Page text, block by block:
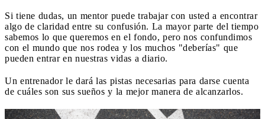
Si tiene dudas, un mentor puede trabajar con usted a encontrar
algo de claridad entre su confusión. La mayor parte del tiempo
sabemos lo que queremos en el fondo, pero nos confundimos
con el mundo que nos rodea y los muchos "deberías" que
pueden entrar en nuestras vidas a diario.
Un entrenador le dará las pistas necesarias para darse cuenta
de cuáles son sus sueños y la mejor manera de alcanzarlos.